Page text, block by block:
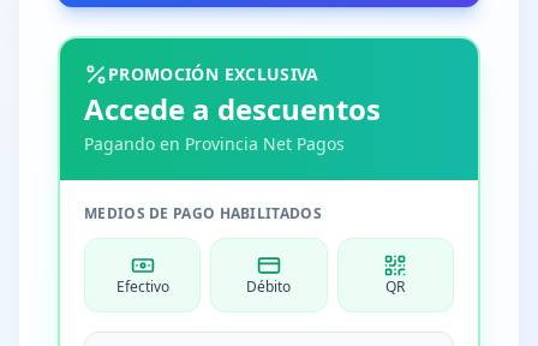
PROMOCIÓN EXCLUSIVA
Accede a descuentos
Pagando en Provincia Net Pagos
MEDIOS DE PAGO HABILITADOS
Efectivo Débito QR